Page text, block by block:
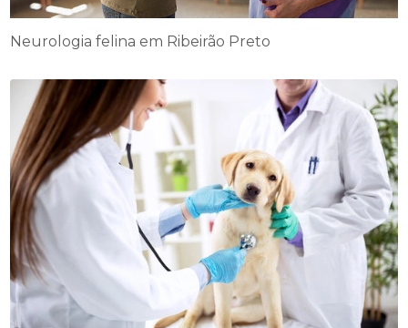
Neurologia felina em Ribeirão Preto